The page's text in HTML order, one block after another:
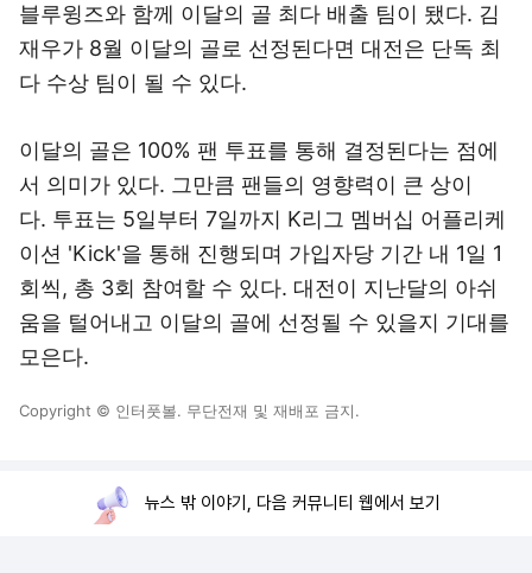
블루윙즈와 함께 이달의 골 최다 배출 팀이 됐다. 김
재우가 8월 이달의 골로 선정된다면 대전은 단독 최
다 수상 팀이 될 수 있다.
이달의 골은 100% 팬 투표를 통해 결정된다는 점에
서 의미가 있다. 그만큼 팬들의 영향력이 큰 상이
다. 투표는 5일부터 7일까지 K리그 멤버십 어플리케
이션 'Kick'을 통해 진행되며 가입자당 기간 내 1일 1
회씩, 총 3회 참여할 수 있다. 대전이 지난달의 아쉬
움을 털어내고 이달의 골에 선정될 수 있을지 기대를
모은다.
Copyright © 인터풋볼. 무단전재 및 재배포 금지.
뉴스 밖 이야기, 다음 커뮤니티 웹에서 보기